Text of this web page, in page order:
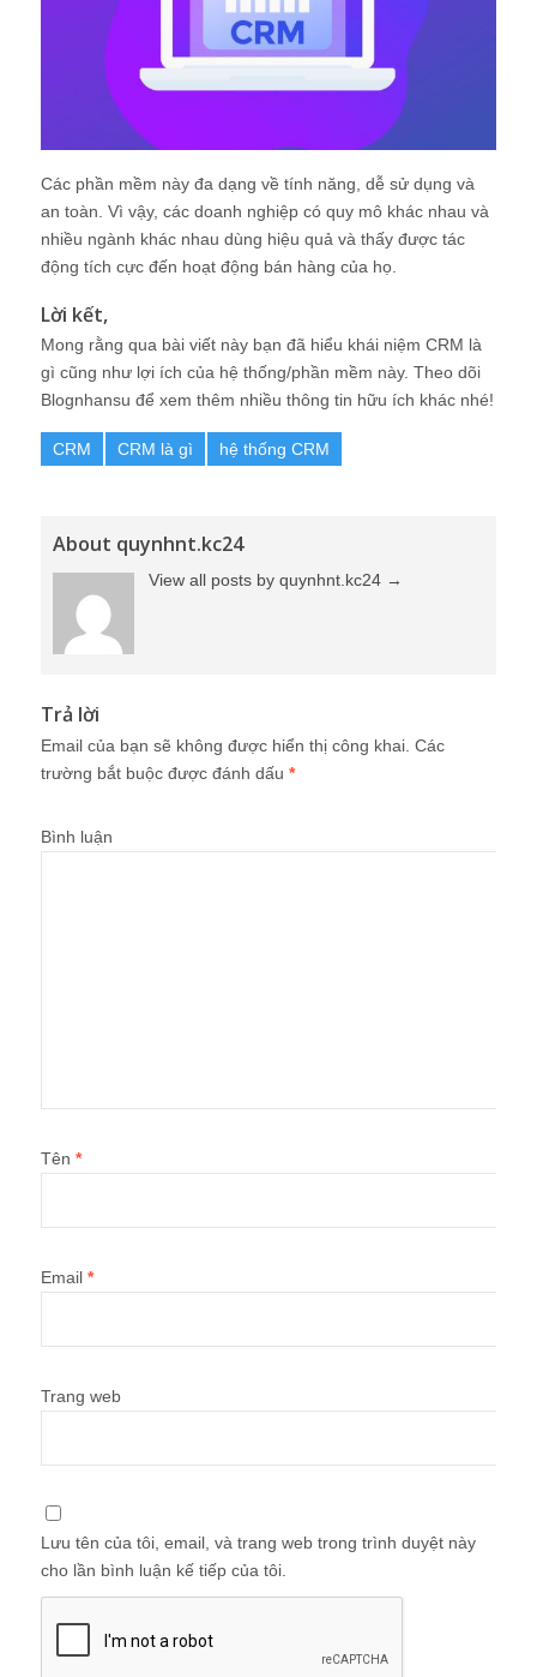
Các phần mềm này đa dạng về tính năng, dễ sử dụng và
an toàn. Vì vậy, các doanh nghiệp có quy mô khác nhau và
nhiều ngành khác nhau dùng hiệu quả và thấy được tác
động tích cực đến hoạt động bán hàng của họ.
Lời kết,
Mong rằng qua bài viết này bạn đã hiểu khái niệm CRM là
gì cũng như lợi ích của hệ thống/phần mềm này. Theo dõi
Blognhansu để xem thêm nhiều thông tin hữu ích khác nhé!
CRM CRM là gì hệ thống CRM
About quynhnt.kc24
View all posts by quynhnt.kc24 →
Trả lời
Email của bạn sẽ không được hiển thị công khai. Các
trường bắt buộc được đánh dấu *
Bình luận
Tên *
Email *
Trang web
Lưu tên của tôi, email, và trang web trong trình duyệt này
cho lần bình luận kế tiếp của tôi.